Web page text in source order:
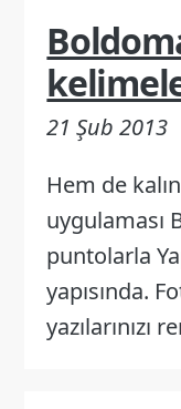
21 Şub 2013
Hem de
uygulaması
puntolarla
yapısında.
yazılarınızı